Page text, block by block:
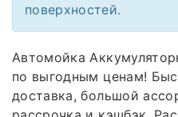
поверхностей.
Автомойка
по выгодным ценам!
доставка, большой